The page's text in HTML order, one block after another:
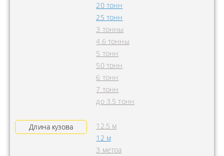
20 тонн
25 тонн
3 тонны
4.6 тонны
5 тонн
50 тонн
6 тонн
7 тонн
до 3.5 тонн
Длина кузова
12.5 м
12 м
3 метра